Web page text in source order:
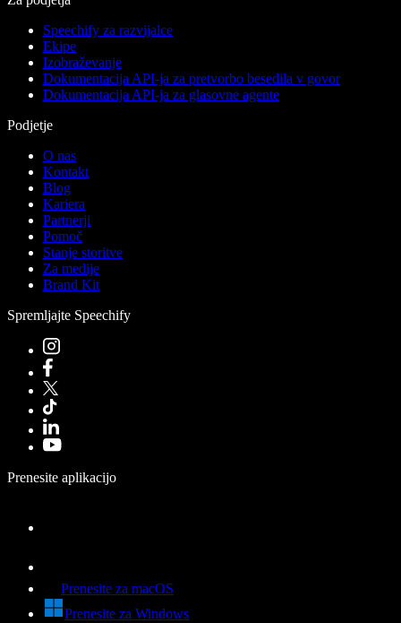
Speechify za razvijalce
Ekipe
Izobraževanje
Dokumentacija API-ja za pretvorbo besedila v govor
Dokumentacija API-ja za glasovne agente
Podjetje
O nas
Kontakt
Blog
Kariera
Partnerji
Pomoč
Stanje storitve
Za medije
Brand Kit
Spremljajte Speechify
Prenesite aplikacijo
Prenesite za macOS
Prenesite za Windows